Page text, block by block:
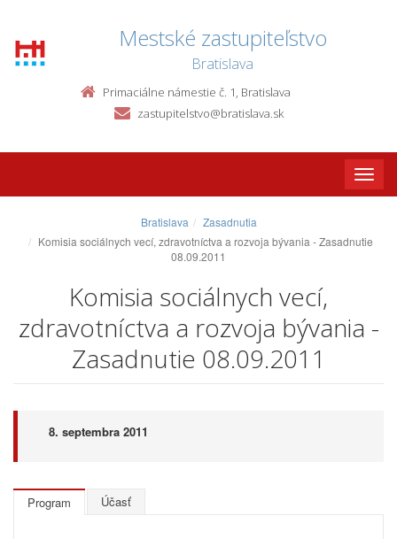
Mestské zastupiteľstvo
Bratislava
Primaciálne námestie č. 1, Bratislava
zastupitelstvo@bratislava.sk
Toggle
Bratislava
Zasadnutia
Komisia sociálnych vecí, zdravotníctva a rozvoja bývania - Zasadnutie
08.09.2011
Komisia sociálnych vecí,
zdravotníctva a rozvoja bývania -
Zasadnutie 08.09.2011
8. septembra 2011
Program Účasť